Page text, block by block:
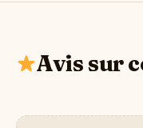
Avis sur